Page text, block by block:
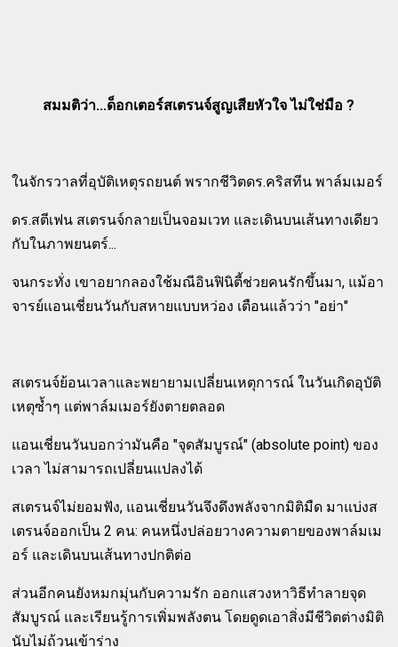
สมมติว่า...ด็อกเตอร์สเตรนจ์สูญเสียหัวใจ ไม่ใช่มือ ?
ในจักรวาลที่อุบัติเหตุรถยนต์ พรากชีวิตดร.คริสทีน พาล์มเมอร์
ดร.สตีเฟน สเตรนจ์กลายเป็นจอมเวท และเดินบนเส้นทางเดียว
กับในภาพยนตร์...
จนกระทั่ง เขาอยากลองใช้มณีอินฟินิตี้ช่วยคนรักขึ้นมา, แม้อา
จารย์แอนเชี่ยนวันกับสหายแบบหว่อง เตือนแล้วว่า "อย่า"
สเตรนจ์ย้อนเวลาและพยายามเปลี่ยนเหตุการณ์ ในวันเกิดอุบัติ
เหตุซ้ำๆ แต่พาล์มเมอร์ยังตายตลอด
แอนเชี่ยนวันบอกว่ามันคือ "จุดสัมบูรณ์" (absolute point) ของ
เวลา ไม่สามารถเปลี่ยนแปลงได้
สเตรนจ์ไม่ยอมฟัง, แอนเชี่ยนวันจึงดึงพลังจากมิติมืด มาแบ่งส
เตรนจ์ออกเป็น 2 คน: คนหนึ่งปล่อยวางความตายของพาล์มเม
อร์ และเดินบนเส้นทางปกติต่อ
ส่วนอีกคนยังหมกมุ่นกับความรัก ออกแสวงหาวิธีทำลายจุด
สัมบูรณ์ และเรียนรู้การเพิ่มพลังตน โดยดูดเอาสิ่งมีชีวิตต่างมิติ
นับไม่ถ้วนเข้าร่าง